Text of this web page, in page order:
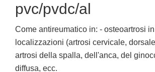
pvc/pvdc/al
Come antireumatico in: - osteoartrosi
localizzazioni (artrosi cervicale,
artrosi della spalla, dell'anca, del
diffusa, ecc.